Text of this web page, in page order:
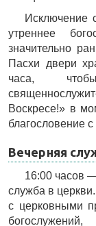
Исключение
утреннее
значительно
Пасхи двери
часа,
Воскресе!» в
благословение
Вечерняя
16:00 часов
служба в
с церковными